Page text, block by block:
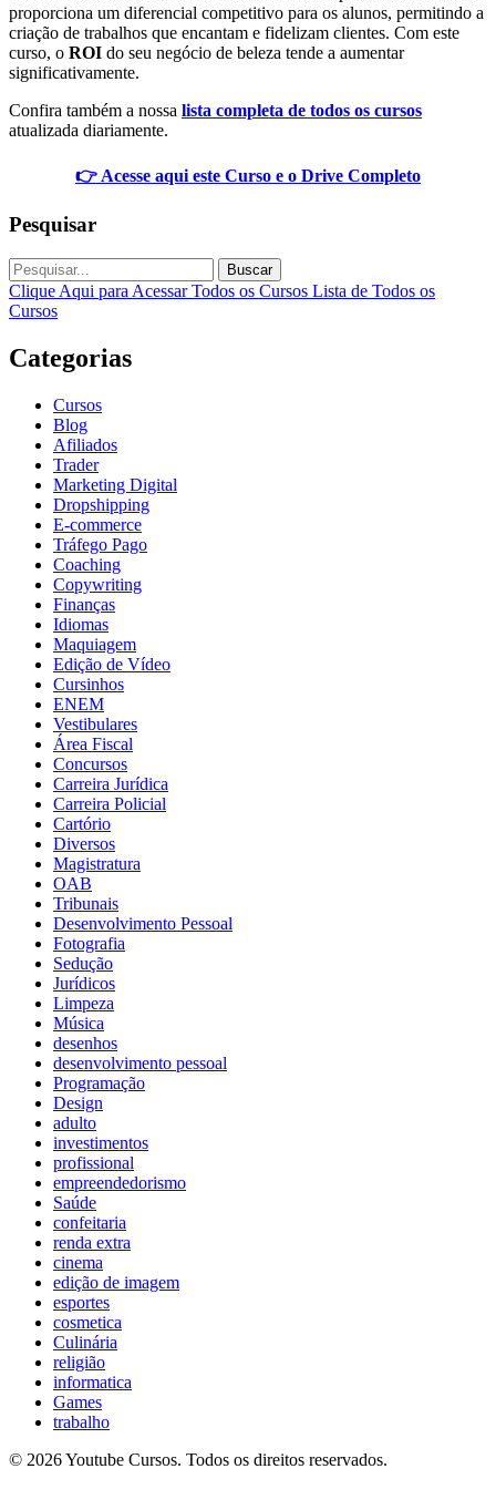
proporciona um diferencial competitivo para os alunos, permitindo a
criação de trabalhos que encantam e fidelizam clientes. Com este
curso, o ROI do seu negócio de beleza tende a aumentar
significativamente.
Confira também a nossa lista completa de todos os cursos
atualizada diariamente.
👉 Acesse aqui este Curso e o Drive Completo
Pesquisar
Buscar
Clique Aqui para Acessar Todos os Cursos Lista de Todos os
Cursos
Categorias
Cursos
Blog
Afiliados
Trader
Marketing Digital
Dropshipping
E-commerce
Tráfego Pago
Coaching
Copywriting
Finanças
Idiomas
Maquiagem
Edição de Vídeo
Cursinhos
ENEM
Vestibulares
Área Fiscal
Concursos
Carreira Jurídica
Carreira Policial
Cartório
Diversos
Magistratura
OAB
Tribunais
Desenvolvimento Pessoal
Fotografia
Sedução
Jurídicos
Limpeza
Música
desenhos
desenvolvimento pessoal
Programação
Design
adulto
investimentos
profissional
empreendedorismo
Saúde
confeitaria
renda extra
cinema
edição de imagem
esportes
cosmetica
Culinária
religião
informatica
Games
trabalho
© 2026 Youtube Cursos. Todos os direitos reservados.